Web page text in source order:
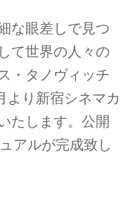
な眼差しで見つ
て世界の人々の
・タノヴィッチ
より新宿シネマカ
たします。公開
アルが完成致し